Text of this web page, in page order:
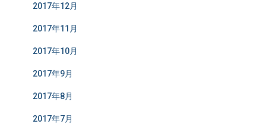
2017年12月
2017年11月
2017年10月
2017年9月
2017年8月
2017年7月